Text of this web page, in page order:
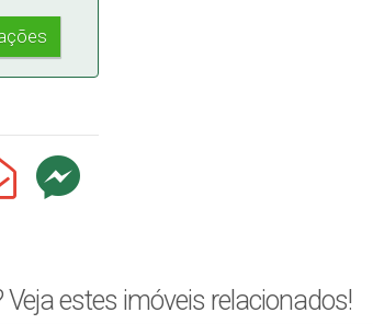
Veja estes imóveis relacionados!